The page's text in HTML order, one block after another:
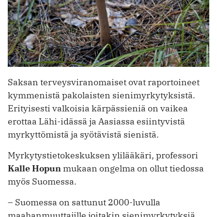
Saksan terveysviranomaiset ovat raportoineet
kymmenistä pakolaisten sienimyrkytyksistä.
Erityisesti valkoisia kärpässieniä on vaikea
erottaa Lähi-idässä ja Aasiassa esiintyvistä
myrkyttömistä ja syötävistä sienistä.
Myrkytystietokeskuksen ylilääkäri, professori
Kalle Hopun mukaan ongelma on ollut tiedossa
myös Suomessa.
– Suomessa on sattunut 2000-luvulla